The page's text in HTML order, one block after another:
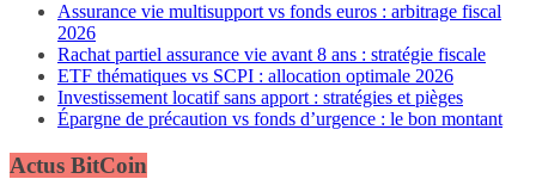
Assurance vie multisupport vs fonds euros : arbitrage fiscal
2026
Rachat partiel assurance vie avant 8 ans : stratégie fiscale
ETF thématiques vs SCPI : allocation optimale 2026
Investissement locatif sans apport : stratégies et pièges
Épargne de précaution vs fonds d’urgence : le bon montant
Actus BitCoin